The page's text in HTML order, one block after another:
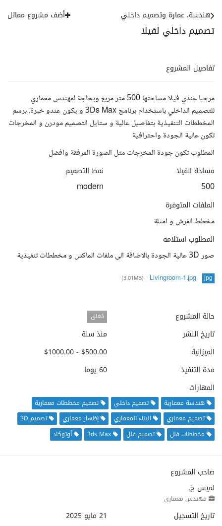
تصميم داخلي لفيلا
هندسة، عمارة وتصميم داخلي أضف مشروع مماثل
تفاصيل المشروع
مرحبا عندي فيلا مساحتها 500 متر مربع وبحاجة لمهندس معماري
للتصميم الداخلي باستخدام برنامج 3Ds Max و يكون عندو خبرة. برسم
المخططات التنفيذية بتفاصيل عالية و ستايل التصميم مودرن و المخرجات
تكون عالية الجودة واحترافية
المطلوب تكون جودة المخرجات مثل الصورة المرفقة وافضل
مساحة الفيلا
500
نمط التصميم
modern
الملفات المتوفرة
مخطط الفرش و امثلة
المطلوب استلامه
صور 3D عالية الجودة بالاضافة الى ملفات الماكس و مخططات تنفيذية
jpg
Livingroom-1.jpg
(3.01MB)
حالة المشروع مُغلق
تاريخ النشر
منذ سنة
الميزانية
$500.00 - $1000.00
مدة التنفيذ
60 يوما
المهارات
هندسة معمارية تصميم داخلي
تصميم مخططات معمارية
تصميم معماري
البناء المعماري إظهار معماري
تصميم 3D
مخططات فلل
تصميم فلل 3ds Max أوتوكاد
صاحب المشروع
لميس خ.
مهندس معماري
تاريخ التسجيل
21 مايو 2025